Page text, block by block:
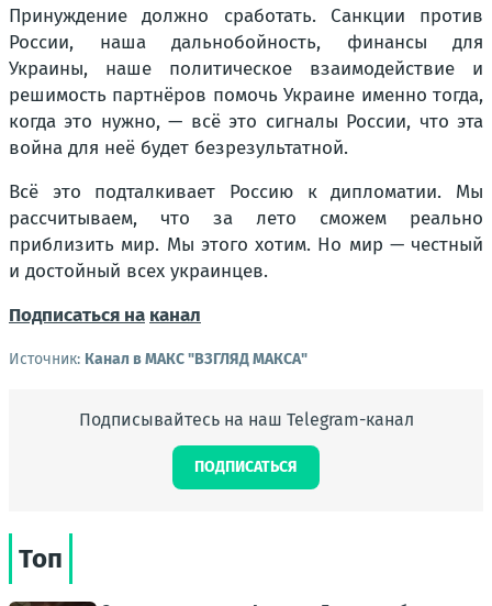
Принуждение должно сработать. Санкции против
России, наша дальнобойность, финансы для
Украины, наше политическое взаимодействие и
решимость партнёров помочь Украине именно тогда,
когда это нужно, — всё это сигналы России, что эта
война для неё будет безрезультатной.
Всё это подталкивает Россию к дипломатии. Мы
рассчитываем, что за лето сможем реально
приблизить мир. Мы этого хотим. Но мир — честный
и достойный всех украинцев.
Подписаться на канал
Источник: Канал в МАКС "ВЗГЛЯД МАКСА"
Подписывайтесь на наш Telegram-канал
ПОДПИСАТЬСЯ
Топ